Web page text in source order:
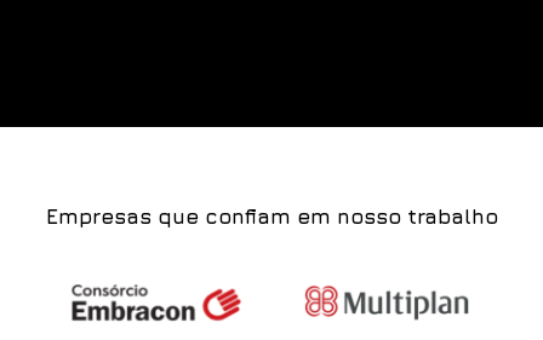
Empresas que confiam em nosso trabalho